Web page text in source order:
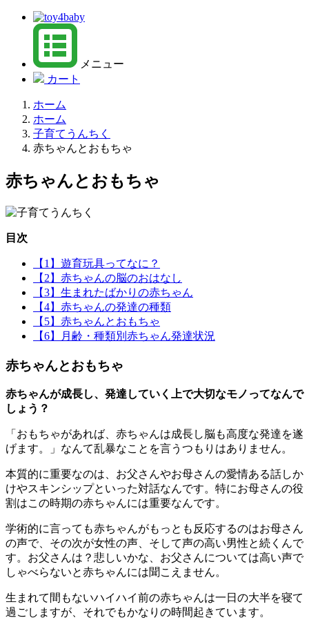
メニュー
カート
ホーム
ホーム
子育てうんちく
赤ちゃんとおもちゃ
赤ちゃんとおもちゃ
目次
【1】遊育玩具ってなに？
【2】赤ちゃんの脳のおはなし
【3】生まれたばかりの赤ちゃん
【4】赤ちゃんの発達の種類
【5】赤ちゃんとおもちゃ
【6】月齢・種類別赤ちゃん発達状況
赤ちゃんとおもちゃ
赤ちゃんが成長し、発達していく上で大切なモノってなんで
しょう？
「おもちゃがあれば、赤ちゃんは成長し脳も高度な発達を遂
げます。」なんて乱暴なことを言うつもりはありません。
本質的に重要なのは、お父さんやお母さんの愛情ある話しか
けやスキンシップといった対話なんです。特にお母さんの役
割はこの時期の赤ちゃんには重要なんです。
学術的に言っても赤ちゃんがもっとも反応するのはお母さん
の声で、その次が女性の声、そして声の高い男性と続くんで
す。お父さんは？悲しいかな、お父さんについては高い声で
しゃべらないと赤ちゃんには聞こえません。
生まれて間もないハイハイ前の赤ちゃんは一日の大半を寝て
過ごしますが、それでもかなりの時間起きています。